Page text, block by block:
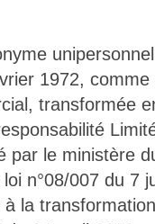
1972,
transformée
par le ministère
n°08/007 du 7
la